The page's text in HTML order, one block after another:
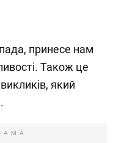
принесе нам
Також це
який